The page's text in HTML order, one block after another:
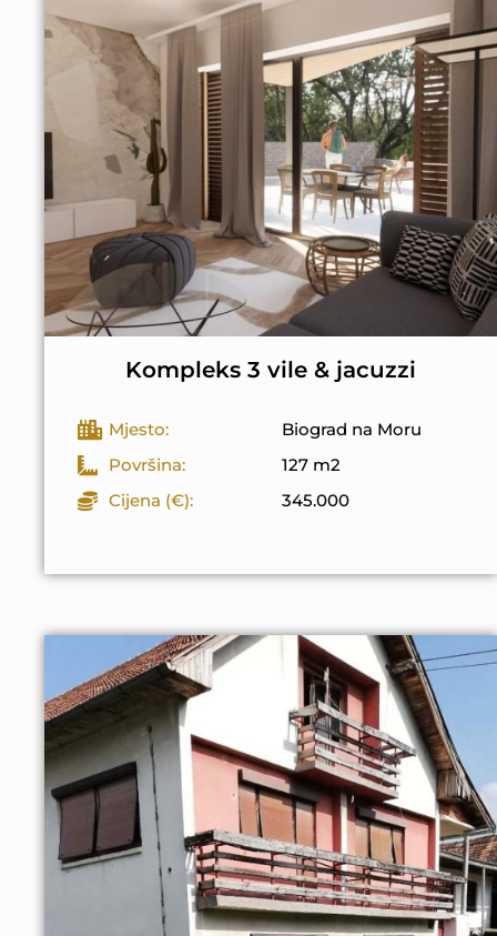
Kompleks 3 vile & jacuzzi
Mjesto:
Biograd na Moru
Površina:
127 m2
Cijena (€):
345.000